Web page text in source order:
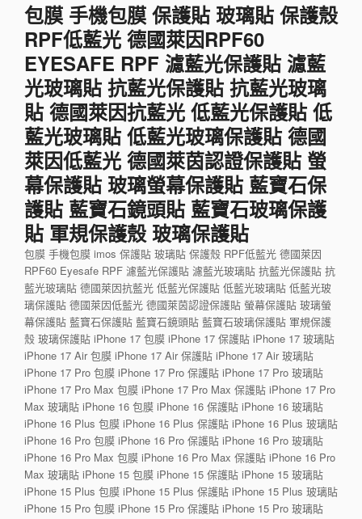
包膜 手機包膜 保護貼 玻璃貼 保護殼
RPF低藍光 德國萊因RPF60
EYESAFE RPF 濾藍光保護貼 濾藍
光玻璃貼 抗藍光保護貼 抗藍光玻璃
貼 德國萊因抗藍光 低藍光保護貼 低
藍光玻璃貼 低藍光玻璃保護貼 德國
萊因低藍光 德國萊茵認證保護貼 螢
幕保護貼 玻璃螢幕保護貼 藍寶石保
護貼 藍寶石鏡頭貼 藍寶石玻璃保護
貼 軍規保護殼 玻璃保護貼
包膜 手機包膜 imos 保護貼 玻璃貼 保護殼 RPF低藍光 德國萊因
RPF60 Eyesafe RPF 濾藍光保護貼 濾藍光玻璃貼 抗藍光保護貼 抗
藍光玻璃貼 德國萊因抗藍光 低藍光保護貼 低藍光玻璃貼 低藍光玻
璃保護貼 德國萊因低藍光 德國萊茵認證保護貼 螢幕保護貼 玻璃螢
幕保護貼 藍寶石保護貼 藍寶石鏡頭貼 藍寶石玻璃保護貼 軍規保護
殼 玻璃保護貼 iPhone 17 包膜 iPhone 17 保護貼 iPhone 17 玻璃貼
iPhone 17 Air 包膜 iPhone 17 Air 保護貼 iPhone 17 Air 玻璃貼
iPhone 17 Pro 包膜 iPhone 17 Pro 保護貼 iPhone 17 Pro 玻璃貼
iPhone 17 Pro Max 包膜 iPhone 17 Pro Max 保護貼 iPhone 17 Pro
Max 玻璃貼 iPhone 16 包膜 iPhone 16 保護貼 iPhone 16 玻璃貼
iPhone 16 Plus 包膜 iPhone 16 Plus 保護貼 iPhone 16 Plus 玻璃貼
iPhone 16 Pro 包膜 iPhone 16 Pro 保護貼 iPhone 16 Pro 玻璃貼
iPhone 16 Pro Max 包膜 iPhone 16 Pro Max 保護貼 iPhone 16 Pro
Max 玻璃貼 iPhone 15 包膜 iPhone 15 保護貼 iPhone 15 玻璃貼
iPhone 15 Plus 包膜 iPhone 15 Plus 保護貼 iPhone 15 Plus 玻璃貼
iPhone 15 Pro 包膜 iPhone 15 Pro 保護貼 iPhone 15 Pro 玻璃貼